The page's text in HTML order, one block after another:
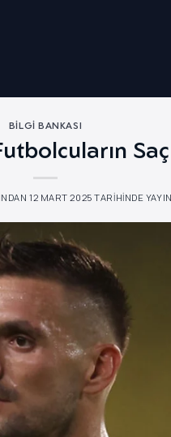
BILGI BANKASI
12 MART 2025 TARIHINDE